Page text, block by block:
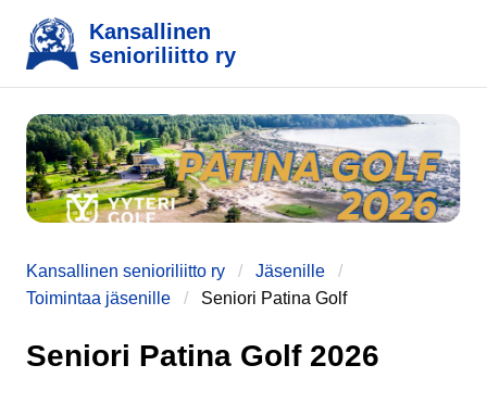
Kansallinen
senioriliitto ry
Kansallinen senioriliitto ry
Jäsenille
Toimintaa jäsenille
Seniori Patina Golf
Seniori Patina Golf 2026